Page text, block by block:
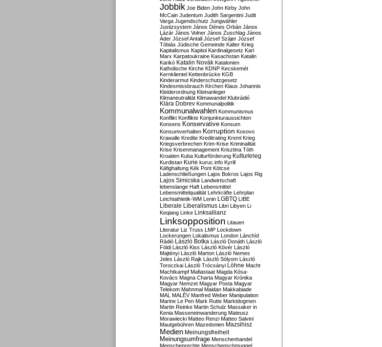
Jobbik Joe Biden John Kirby John
McCain Judentum Judith Sargentini Judit
Varga Jugendschutz Jungwähler
Justizsystem János Dénes Orbán János
Lázár János Volner János Zuschlag János
Áder József Antall József Szájer József
Tóbiás Jüdische Gemeinde Kalter Krieg
Kapitalismus Kapitol Kardinalgesetz Karl
Marx Karpatoukraine Kasachstan Katalin
Karikó Katalin Novák Katalonien
Katholische Kirche KDNP Kecskemét
Kernklientel Kettenbrücke KGB
Kinderarmut Kinderschutzgesetz
Kindesmissbrauch Kirchen Klaus Johannis
Kleiderordnung Kleinanleger
Klimaneutralität Klimawandel Klubrádió
Klára Dobrev Kommunalpolitik
Kommunalwahlen Kommunismus
Konflikt Konflikte Konjunkturaussichten
Konsens Konservative Konsum
Konsumverhalten Korruption Kosovo
Krawalle Kredite Kreditrating Kreml Krieg
Kriegsverbrechen Krim-Krise Kriminalität
Krise Krisenmanagement Krisztina Tóth
Kroatien Kuba Kulturförderung Kulturkrieg
Kurdistan Kurie kuruc.info Kyrill
Käfighaltung Kék Pont Kötcse
Ladenschließungen Lajos Bokros Lajos Rig
Lajos Simicska Landwirtschaft
lebenslange Haft Lebensmittel
Lebensmittelqualität Lehrkräfte Lehrplan
Leichtathletik-WM Lenin LGBTQ LIBE
Liberale Liberalismus Libri Libyen Li
Keqiang Linke Linksallianz
Linksopposition Litauen
Literatur Liz Truss LMP Lockdown
Lockerungen Lokalismus London Lánchíd
Rádió
László Botka László Donáth László
Földi László Kiss László Kövér László
Majtényi László Marton László Nemes
Jeles László Rajk László Sólyom László
Toroczkai László Trócsányi Löhne Macht
Machtkampf Mafiastaat Magda Kósa-
Kovács Magna Charta Magyar Krónika
Magyar Nemzet Magyar Posta Magyar
Telekom Mahnmal Maidan Makkabiade
MAL MALÉV Manfred Weber Manipulation
Marine Le Pen Mark Rutte Marktdogmen
Martin Reinke Martin Schulz Massaker in
Kenia Masseneinwanderung Mateusz
Morawiecki Matteo Renzi Matteo Salvini
Mautgebühren Mazedonien Mazsihisz
Medien Meinungsfreiheit
Meinungsumfrage Menschenhandel
Menschenrechte Menschenschmuggel